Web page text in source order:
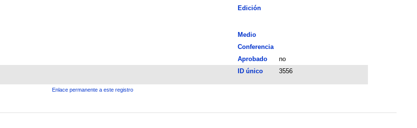
Edición
Medio
Conferencia
Aprobado
no
ID único 3556
Enlace permanente a este registro